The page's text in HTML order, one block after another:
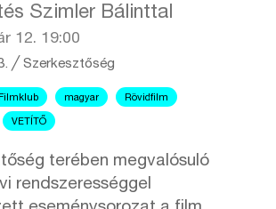
Szimler Bálinttal
12. 19:00
╱Szerkesztőség
Filmklub magyar Rövidfilm
VETÍTŐ
terében megvalósuló
rendszerességgel